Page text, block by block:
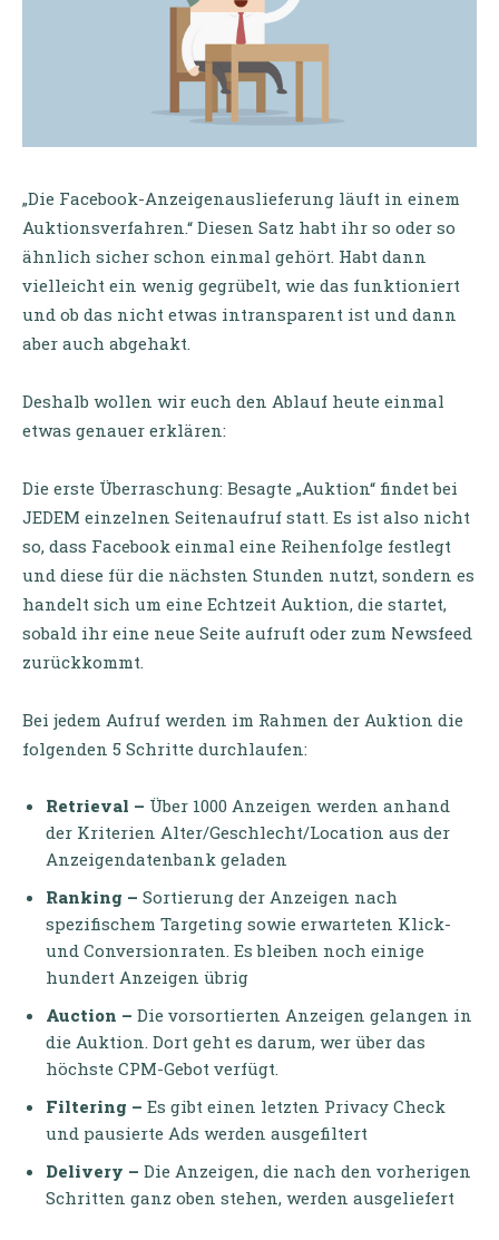
„Die Facebook-Anzeigenauslieferung läuft in einem
Auktionsverfahren.“ Diesen Satz habt ihr so oder so
ähnlich sicher schon einmal gehört. Habt dann
vielleicht ein wenig gegrübelt, wie das funktioniert
und ob das nicht etwas intransparent ist und dann
aber auch abgehakt.
Deshalb wollen wir euch den Ablauf heute einmal
etwas genauer erklären:
Die erste Überraschung: Besagte „Auktion“ findet bei
JEDEM einzelnen Seitenaufruf statt. Es ist also nicht
so, dass Facebook einmal eine Reihenfolge festlegt
und diese für die nächsten Stunden nutzt, sondern es
handelt sich um eine Echtzeit Auktion, die startet,
sobald ihr eine neue Seite aufruft oder zum Newsfeed
zurückkommt.
Bei jedem Aufruf werden im Rahmen der Auktion die
folgenden 5 Schritte durchlaufen:
Retrieval – Über 1000 Anzeigen werden anhand
der Kriterien Alter/Geschlecht/Location aus der
Anzeigendatenbank geladen
Ranking – Sortierung der Anzeigen nach
spezifischem Targeting sowie erwarteten Klick-
und Conversionraten. Es bleiben noch einige
hundert Anzeigen übrig
Auction – Die vorsortierten Anzeigen gelangen in
die Auktion. Dort geht es darum, wer über das
höchste CPM-Gebot verfügt.
Filtering – Es gibt einen letzten Privacy Check
und pausierte Ads werden ausgefiltert
Delivery – Die Anzeigen, die nach den vorherigen
Schritten ganz oben stehen, werden ausgeliefert